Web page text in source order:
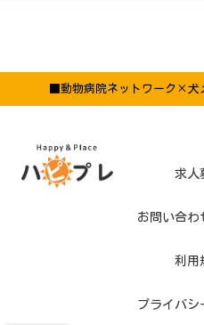
■動物病院ネットワーク×犬
求人
お問い合わ
利用
プライバシ